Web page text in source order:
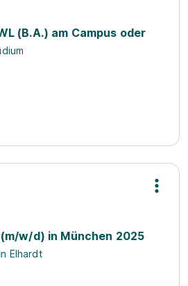
(B.A.) am Campus oder
w/d) in München 2025
Elhardt